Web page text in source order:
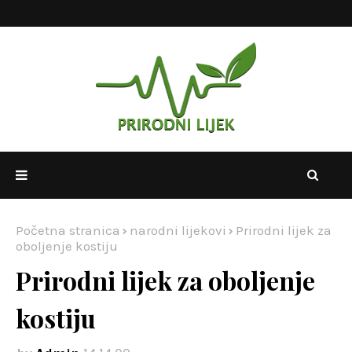
Početna stranica narodni lijekovi
Prirodni lijek za
oboljenje kostiju
Prirodni lijek za oboljenje
kostiju